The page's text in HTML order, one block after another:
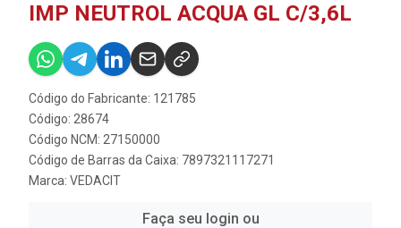
IMP NEUTROL ACQUA GL C/3,6L
Código do Fabricante: 121785
Código: 28674
Código NCM: 27150000
Código de Barras da Caixa: 7897321117271
Marca: VEDACIT
Faça seu login ou